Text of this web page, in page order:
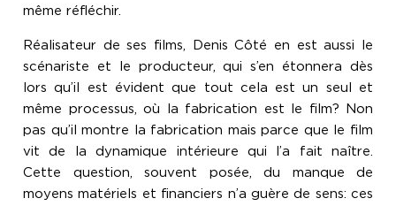
même réfléchir.
Réalisateur de ses films, Denis Côté en est aussi le
scénariste et le producteur, qui s’en étonnera dès
lors qu’il est évident que tout cela est un seul et
même processus, où la fabrication est le film? Non
pas qu’il montre la fabrication mais parce que le film
vit de la dynamique intérieure qui l’a fait naître.
Cette question, souvent posée, du manque de
moyens matériels et financiers n’a guère de sens: ces